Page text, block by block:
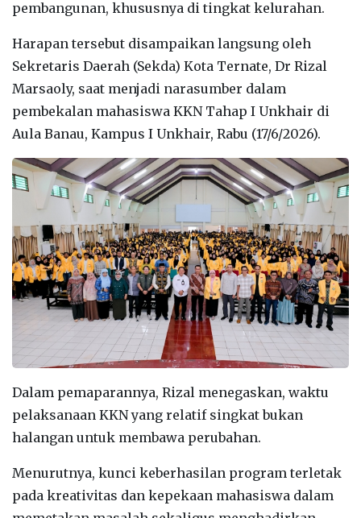
pembangunan, khususnya di tingkat kelurahan.
Harapan tersebut disampaikan langsung oleh
Sekretaris Daerah (Sekda) Kota Ternate, Dr Rizal
Marsaoly, saat menjadi narasumber dalam
pembekalan mahasiswa KKN Tahap I Unkhair di
Aula Banau, Kampus I Unkhair, Rabu (17/6/2026).
Dalam pemaparannya, Rizal menegaskan, waktu
pelaksanaan KKN yang relatif singkat bukan
halangan untuk membawa perubahan.
Menurutnya, kunci keberhasilan program terletak
pada kreativitas dan kepekaan mahasiswa dalam